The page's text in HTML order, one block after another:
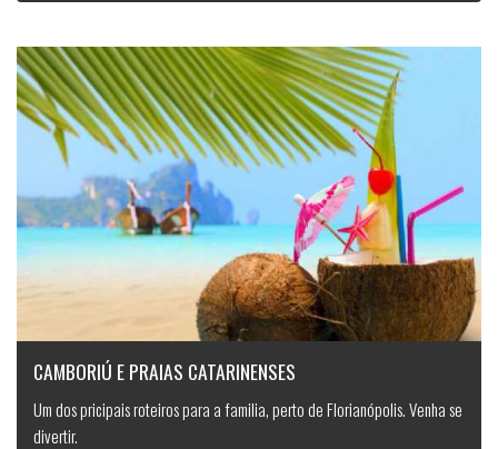
CAMBORIÚ E PRAIAS CATARINENSES
Um dos pricipais roteiros para a familia, perto de Florianópolis. Venha se
divertir.